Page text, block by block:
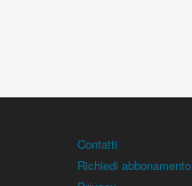
Contatti
Richiedi abbonamento